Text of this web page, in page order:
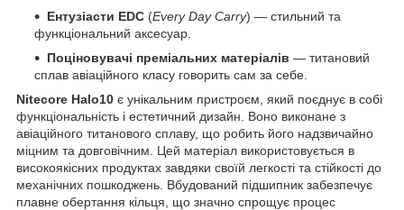
Ентузіасти EDC (Every Day Carry) — стильний та
функціональний аксесуар.
Поціновувачі преміальних матеріалів — титановий
сплав авіаційного класу говорить сам за себе.
Nitecore Halo10 є унікальним пристроєм, який поєднує в собі
функціональність і естетичний дизайн. Воно виконане з
авіаційного титанового сплаву, що робить його надзвичайно
міцним та довговічним. Цей матеріал використовується в
високоякісних продуктах завдяки своїй легкості та стійкості до
механічних пошкоджень. Вбудований підшипник забезпечує
плавне обертання кільця, що значно спрощує процес